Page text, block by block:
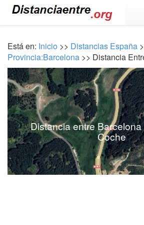
Está en: Inicio >> Distancias España
Provincia:Barcelona >> Distancia
Distancia entre
Coche